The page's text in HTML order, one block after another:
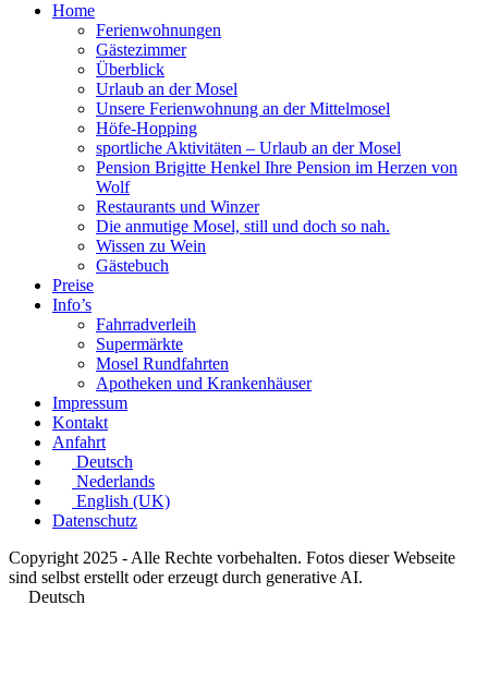
Home
Ferienwohnungen
Gästezimmer
Überblick
Urlaub an der Mosel
Unsere Ferienwohnung an der Mittelmosel
Höfe-Hopping
sportliche Aktivitäten – Urlaub an der Mosel
Pension Brigitte Henkel Ihre Pension im Herzen von
Wolf
Restaurants und Winzer
Die anmutige Mosel, still und doch so nah.
Wissen zu Wein
Gästebuch
Preise
Info’s
Fahrradverleih
Supermärkte
Mosel Rundfahrten
Apotheken und Krankenhäuser
Impressum
Kontakt
Anfahrt
Deutsch
Nederlands
English (UK)
Datenschutz
Copyright 2025 - Alle Rechte vorbehalten. Fotos dieser Webseite
sind selbst erstellt oder erzeugt durch generative AI.
Deutsch